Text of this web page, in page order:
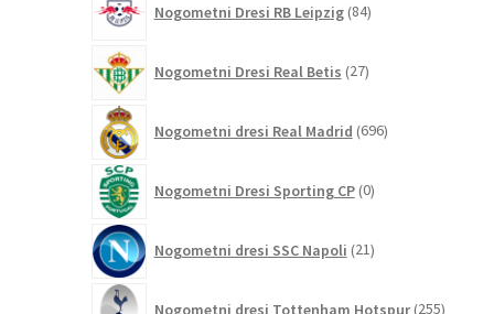
Nogometni Dresi RB Leipzig 84izdelkov
Nogometni Dresi Real Betis 27izdelkov
Nogometni dresi Real Madrid 696izdelkov
Nogometni Dresi Sporting CP 0izdelkov
Nogometni dresi SSC Napoli 21izdelkov
Nogometni dresi Tottenham Hotspur 255